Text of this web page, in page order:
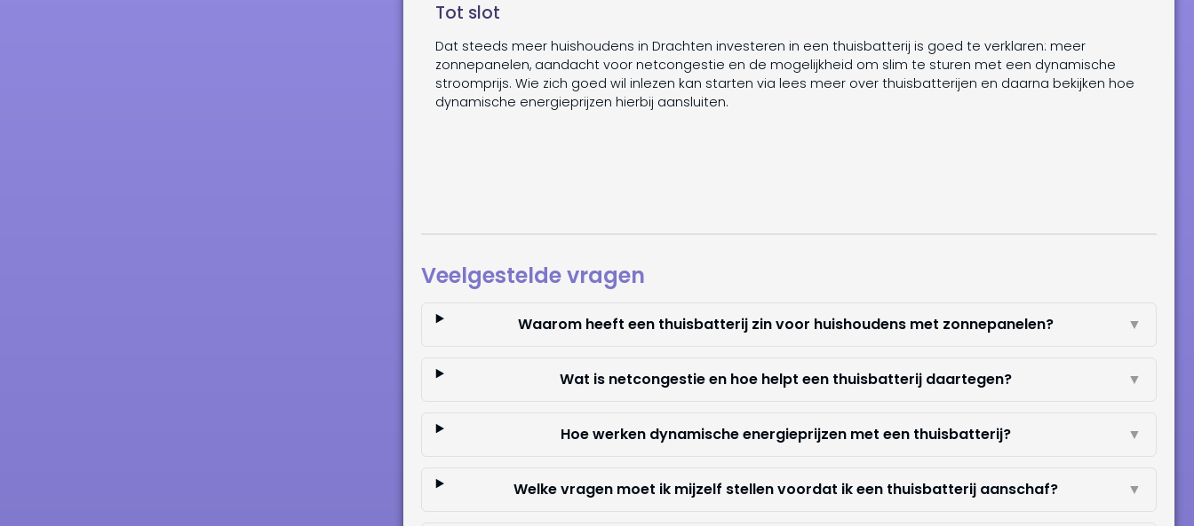
Tot slot
Dat steeds meer huishoudens in Drachten investeren in een thuisbatterij is goed te verklaren: meer
zonnepanelen, aandacht voor netcongestie en de mogelijkheid om slim te sturen met een dynamische
stroomprijs. Wie zich goed wil inlezen kan starten via lees meer over thuisbatterijen en daarna bekijken hoe
dynamische energieprijzen hierbij aansluiten.
Veelgestelde vragen
Waarom heeft een thuisbatterij zin voor huishoudens met zonnepanelen? ▼
Wat is netcongestie en hoe helpt een thuisbatterij daartegen? ▼
Hoe werken dynamische energieprijzen met een thuisbatterij? ▼
Welke vragen moet ik mijzelf stellen voordat ik een thuisbatterij aanschaf? ▼